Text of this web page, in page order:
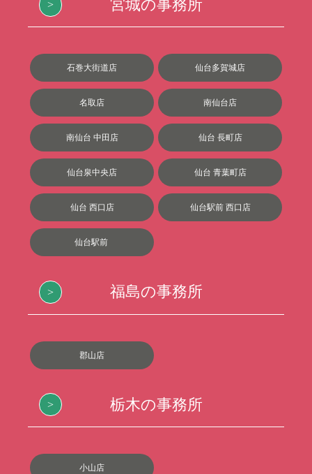
宮城の事務所
石巻大街道店 仙台多賀城店
名取店 南仙台店
南仙台 中田店 仙台 長町店
仙台泉中央店 仙台 青葉町店
仙台 西口店 仙台駅前 西口店
仙台駅前
福島の事務所
郡山店
栃木の事務所
小山店